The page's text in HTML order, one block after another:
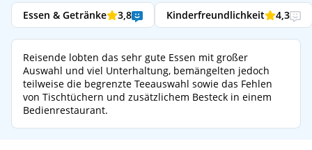
Essen & Getränke 3,8 Kinderfreundlichkeit 4,3
Reisende lobten das sehr gute Essen mit großer
Auswahl und viel Unterhaltung, bemängelten jedoch
teilweise die begrenzte Teeauswahl sowie das Fehlen
von Tischtüchern und zusätzlichem Besteck in einem
Bedienrestaurant.